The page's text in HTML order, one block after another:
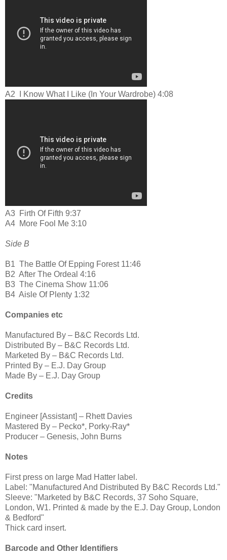
A2 I Know What I Like (In Your Wardrobe) 4:08
A3 Firth Of Fifth 9:37
A4 More Fool Me 3:10
Side B
B1 The Battle Of Epping Forest 11:46
B2 After The Ordeal 4:16
B3 The Cinema Show 11:06
B4 Aisle Of Plenty 1:32
Companies etc
Manufactured By – B&C Records Ltd.
Distributed By – B&C Records Ltd.
Marketed By – B&C Records Ltd.
Printed By – E.J. Day Group
Made By – E.J. Day Group
Credits
Engineer [Assistant] – Rhett Davies
Mastered By – Pecko*, Porky-Ray*
Producer – Genesis, John Burns
Notes
First press on large Mad Hatter label.
Label: "Manufactured And Distributed By B&C Records Ltd."
Sleeve: "Marketed by B&C Records, 37 Soho Square,
London, W1. Printed & made by the E.J. Day Group, London
& Bedford"
Thick card insert.
Barcode and Other Identifiers